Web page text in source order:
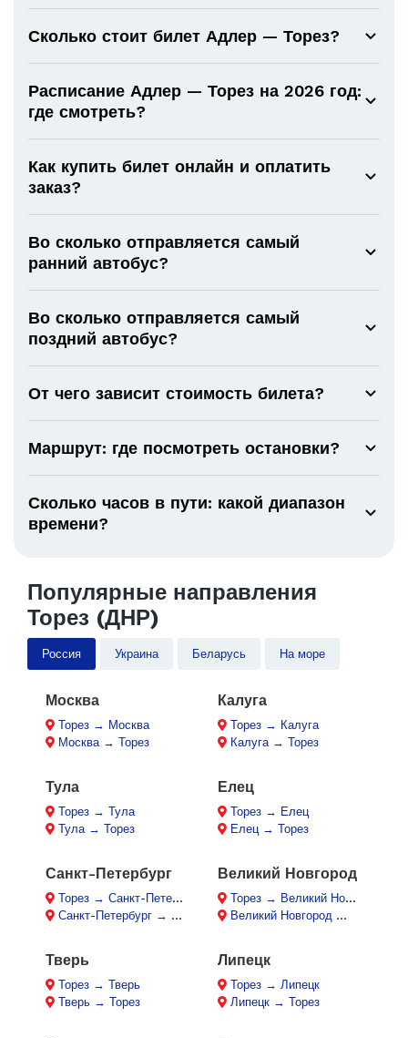
Сколько стоит билет Адлер — Торез?
Расписание Адлер — Торез на 2026 год:
где смотреть?
Как купить билет онлайн и оплатить
заказ?
Во сколько отправляется самый
ранний автобус?
Во сколько отправляется самый
поздний автобус?
От чего зависит стоимость билета?
Маршрут: где посмотреть остановки?
Сколько часов в пути: какой диапазон
времени?
Популярные направления
Торез (ДНР)
Россия Украина Беларусь На море
Москва
Торез → Москва
Москва → Торез
Калуга
Торез → Калуга
Калуга → Торез
Тула
Торез → Тула
Тула → Торез
Елец
Торез → Елец
Елец → Торез
Санкт-Петербург
Торез → Санкт-Петербург
Санкт-Петербург → Торез
Великий Новгород
Торез → Великий Новгород
Великий Новгород → Торез
Тверь
Торез → Тверь
Тверь → Торез
Липецк
Торез → Липецк
Липецк → Торез